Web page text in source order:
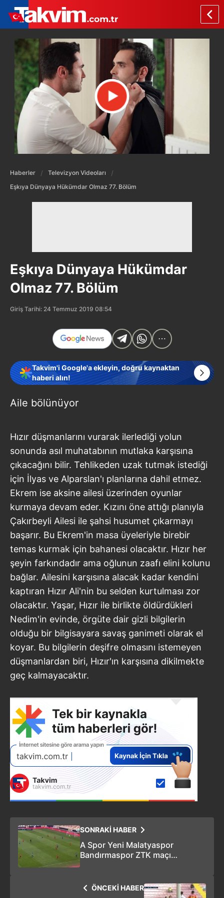
Haberler
Televizyon Videoları
Eşkıya Dünyaya Hükümdar Olmaz 77. Bölüm
Eşkıya Dünyaya Hükümdar
Olmaz 77. Bölüm
Giriş Tarihi: 24 Temmuz 2019 08:54
Takvim'i Google'a ekleyin, doğru kaynaktan
haberi alın!
Aile bölünüyor
Hızır düşmanlarını vurarak ilerlediği yolun
sonunda asıl muhatabının mutlaka karşısına
çıkacağını bilir. Tehlikeden uzak tutmak istediği
için İlyas ve Alparslan'ı planlarına dahil etmez.
Ekrem ise aksine ailesi üzerinden oyunlar
kurmaya devam eder. Kızını öne attığı planıyla
Çakırbeyli Ailesi ile şahsi husumet çıkarmayı
başarır. Bu Ekrem'in masa üyeleriyle birebir
temas kurmak için bahanesi olacaktır. Hızır her
şeyin farkındadır ama oğlunun zaafı elini kolunu
bağlar. Ailesini karşısına alacak kadar kendini
kaptıran Hızır Ali'nin bu selden kurtulması zor
olacaktır. Yaşar, Hızır ile birlikte öldürdükleri
Nedim'in evinde, örgüte dair gizli bilgilerin
olduğu bir bilgisayara savaş ganimeti olarak el
koyar. Bu bilgilerin deşifre olmasını istemeyen
düşmanlardan biri, Hızır'ın karşısına dikilmekte
geç kalmayacaktır.
SONRAKİ HABER
A Spor Yeni Malatyaspor
Bandırmaspor ZTK maçı
|GOL: Doğan Can
ÖNCEKİ HABER